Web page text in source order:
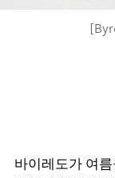
바이레도가 여